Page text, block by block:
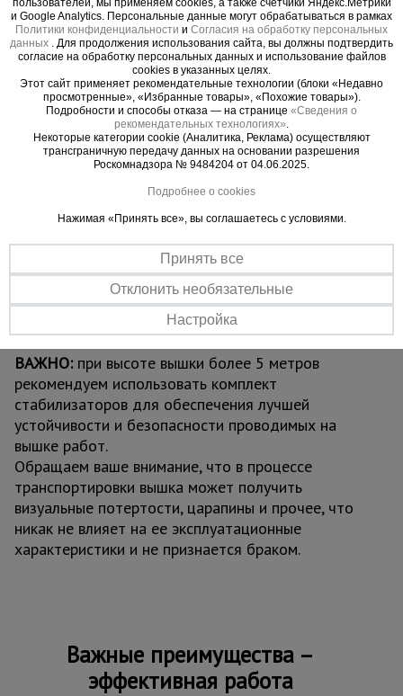
механизмами). Ее просто перемещать по объекту
за счет наличия больших прорезиненных колес,
которые также снабжены фиксаторами
положения. Позволяют тонко подрегулировать
высоту вышки и зафиксировать ее от
нежелательных перемещений во время работ.
Данную модель вышки можно доращивать по
высоте дополнительными секциями (не входят в
стоимость) до 7 метров. Секции вышки снабжены
диагональными металлическими стяжками. Они
обеспечивают дополнительную устойчивость при
резких порывах ветра. Настил изготовлен из
фанеры толщиной 10 мм и имеет люк для
безопасного и удобного перемещения во время
работ. Если докупить еще один настил, можно
работать вдвоем: вышка выдерживает вес до
700 кг.
ВАЖНО:при высоте вышки более 5 метров
рекомендуем использовать комплект
стабилизаторов для обеспечения лучшей
устойчивости и безопасности проводимых на
вышке работ.
Обращаем ваше внимание, что в процессе
транспортировки вышка может получить
визуальные потертости, царапины и прочее, что
никак не влияет на ее эксплуатационные
характеристики и не признается браком.
Важные преимущества –
эффективная работа
и Google Analytics. Персональные данные могут обрабатываться в рамках
Политики конфиденциальности и Согласия на обработку персональных
данных
. Для продолжения использования сайта, вы должны подтвердить
согласие на обработку персональных данных и использование файлов
cookies в указанных целях.
Этот сайт применяет рекомендательные технологии (блоки «Недавно
просмотренные», «Избранные товары», «Похожие товары»).
Подробности и способы отказа — на странице «Сведения о
рекомендательных технологиях»
Некоторые категории cookie (Аналитика, Реклама) осуществляют
трансграничную передачу данных на основании разрешения
Роскомнадзора № 9484204 от 04.06.2025.
Подробнее о cookies
Нажимая «Принять все», вы соглашаетесь с условиями.
Принять все
Отклонить необязательные
Настройка